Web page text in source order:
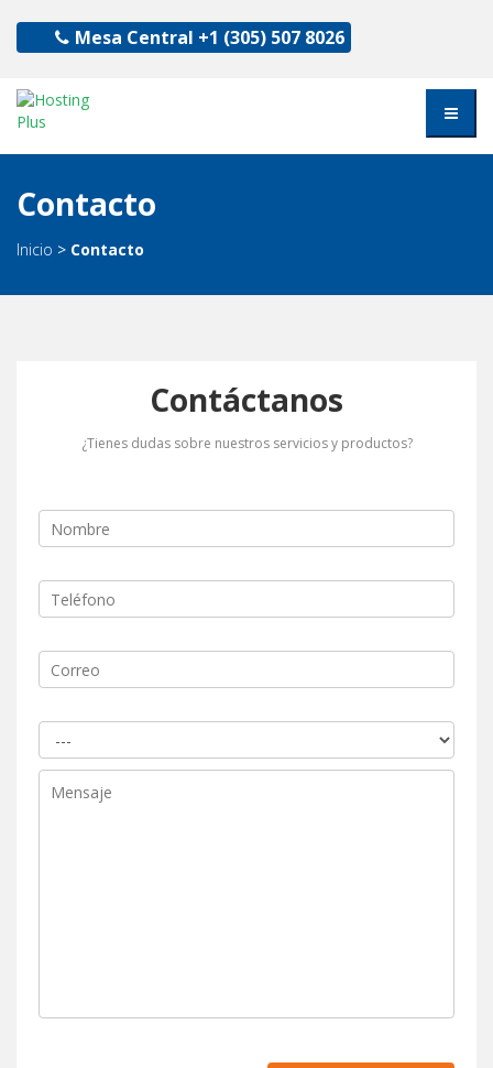
Mesa Central +1 (305) 507 8026
Contacto
Inicio > Contacto
Contáctanos
¿Tienes dudas sobre nuestros servicios y productos?